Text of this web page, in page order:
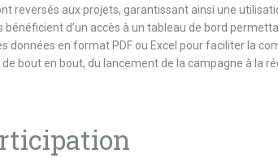
reversés aux projets, garantissant ainsi une
d’un accès à un tableau de bord
données en format PDF ou Excel pour faciliter la
bout en bout, du lancement de la campagne à la